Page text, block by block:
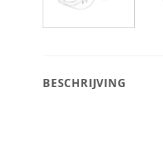
BESCHRIJVING